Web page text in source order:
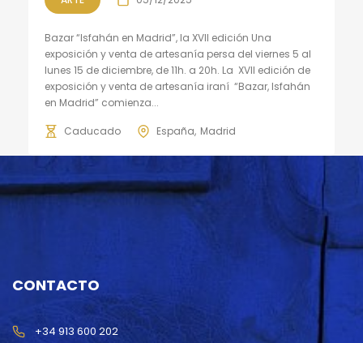
Bazar “Isfahán en Madrid”, la XVII edición Una
exposición y venta de artesanía persa del viernes 5 al
lunes 15 de diciembre, de 11h. a 20h. La XVII edición de
exposición y venta de artesanía iraní “Bazar, Isfahán
en Madrid” comienza...
Caducado España Madrid
CONTACTO
+34 913 600 202